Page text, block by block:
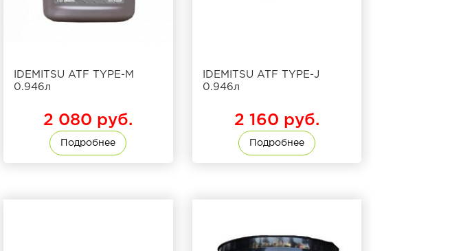
IDEMITSU ATF TYPE-М
0.946л
2 080 руб.
Подробнее
IDEMITSU ATF TYPE-J
0.946л
2 160 руб.
Подробнее